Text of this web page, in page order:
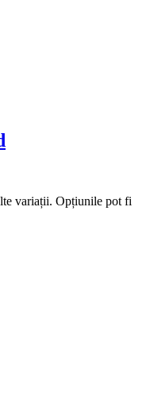
variații. Opțiunile pot fi